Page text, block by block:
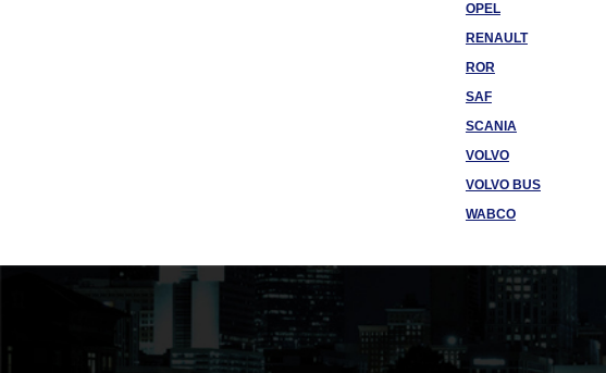
OPEL
RENAULT
ROR
SAF
SCANIA
VOLVO
VOLVO BUS
WABCO